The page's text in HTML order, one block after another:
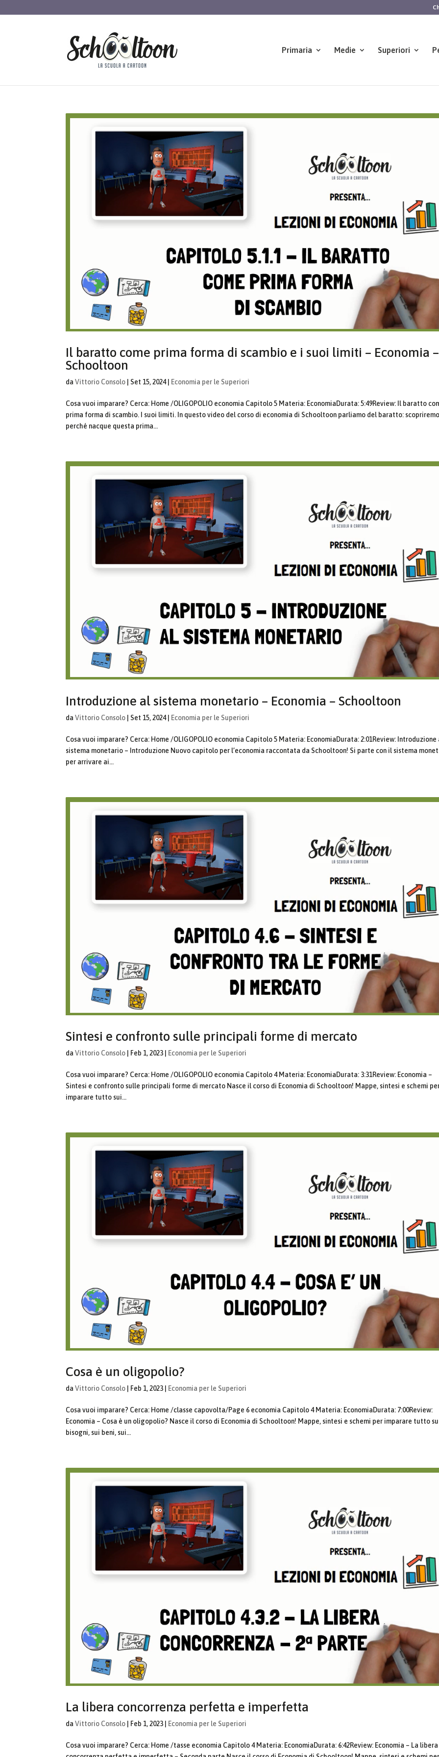
Primaria Medie Superiori
Il baratto come prima forma di scambio e i suoi limiti – Economia –
Schooltoon
daVittorio Consolo |Set 15, 2024| Economia per le Superiori
Cosa vuoi imparare? Cerca: Home /OLIGOPOLIO economia Capitolo 5 Materia: EconomiaDurata: 5:49Review: Il baratto
prima forma di scambio. I suoi limiti. In questo video del corso di economia di Schooltoon parliamo del baratto:
perché nacque questa prima...
Introduzione al sistema monetario – Economia – Schooltoon
daVittorio Consolo |Set 15, 2024| Economia per le Superiori
Cosa vuoi imparare? Cerca: Home /OLIGOPOLIO economia Capitolo 5 Materia: EconomiaDurata: 2:01Review: Introduzione
sistema monetario – Introduzione Nuovo capitolo per l’economia raccontata da Schooltoon! Si parte con il sistema
per arrivare ai...
Sintesi e confronto sulle principali forme di mercato
daVittorio Consolo Feb 1, 2023 Economia per le Superiori
Cosa vuoi imparare? Cerca: Home /OLIGOPOLIO economia Capitolo 4 Materia: EconomiaDurata: 3:31Review: Economia –
Sintesi e confronto sulle principali forme di mercato Nasce il corso di Economia di Schooltoon! Mappe, sintesi e schemi
imparare tutto sui...
Cosa è un oligopolio?
daVittorio Consolo Feb 1, 2023 Economia per le Superiori
Cosa vuoi imparare? Cerca: Home /classe capovolta/Page 6 economia Capitolo 4 Materia: EconomiaDurata: 7:00Review:
Economia – Cosa è un oligopolio? Nasce il corso di Economia di Schooltoon! Mappe, sintesi e schemi per imparare tutto
bisogni, sui beni, sui...
La libera concorrenza perfetta e imperfetta
daVittorio Consolo Feb 1, 2023 Economia per le Superiori
Cosa vuoi imparare? Cerca: Home /tasse economia Capitolo 4 Materia: EconomiaDurata: 6:42Review: Economia – La libera